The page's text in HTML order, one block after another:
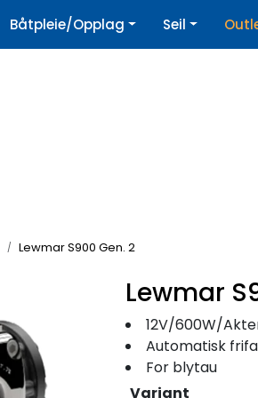
| Nyhetsbrev
Båtpleie/Opplag Seil
Lewmar S900 Gen. 2
Lewmar
12V/600W/
Automatisk
For blytau
Variant